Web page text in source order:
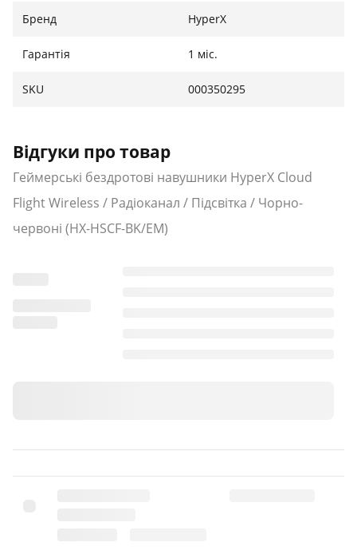
Бренд HyperX
Гарантія 1 міс.
SKU 000350295
Відгуки про товар
Геймерські бездротові навушники HyperX Cloud
Flight Wireless / Радіоканал / Підсвітка / Чорно-
червоні (HX-HSCF-BK/EM)